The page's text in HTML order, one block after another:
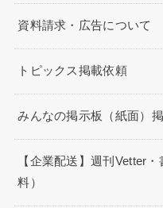
資料請求・広告について
トピックス掲載依頼
みんなの掲示板（紙面）
【企業配送】週刊Vetter
料）